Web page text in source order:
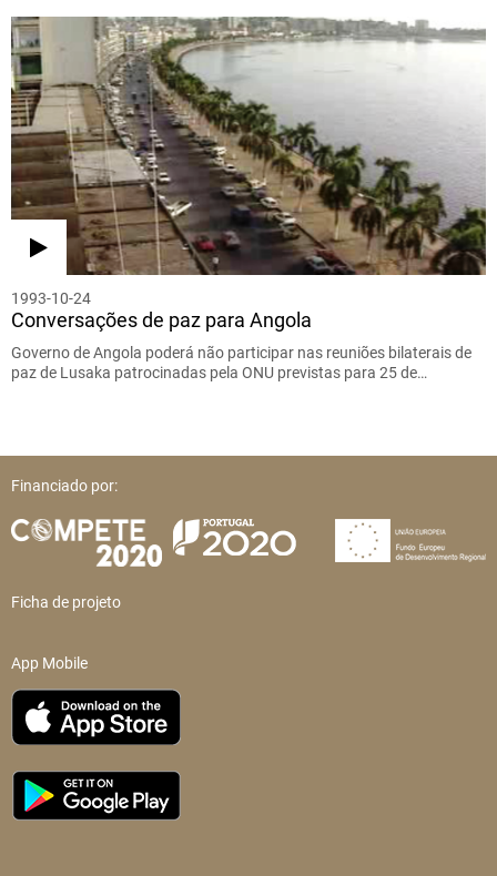
1993-10-24
Conversações de paz para Angola
Governo de Angola poderá não participar nas reuniões bilaterais de
paz de Lusaka patrocinadas pela ONU previstas para 25 de…
Financiado por:
Ficha de projeto
App Mobile